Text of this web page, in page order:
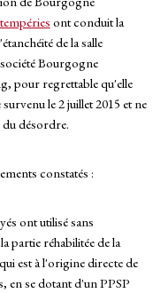
ont conduit la
de la salle
Bourgogne
pour regrettable qu'elle
le 2 juillet 2015 et ne
du désordre.
constatés :
ont utilisé sans
partie réhabilitée de la
est à l'origine directe de
en se dotant d'un PPSP